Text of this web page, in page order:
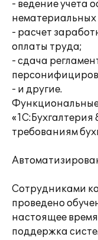
- ведение учета
нематериальных
- расчет
оплаты труда;
- сдача
- и другие.
«1С:Бухгалтерия
требованиям
Сотрудниками
проведено
настоящее
поддержка